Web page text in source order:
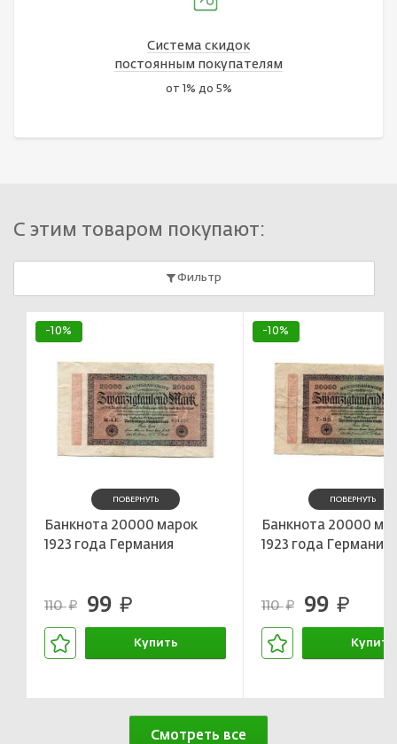
Система скидок
постоянным покупателям
от 1% до 5%
С этим товаром покупают:
Фильтр
-10%
ПОВЕРНУТЬ
Банкнота 20000 марок
1923 года Германия
110руб. 99 руб.
Купить
-10%
ПОВЕРНУТЬ
Банкнота 20000
1923 года Германия
110руб. 99 руб.
Купить
Смотреть все